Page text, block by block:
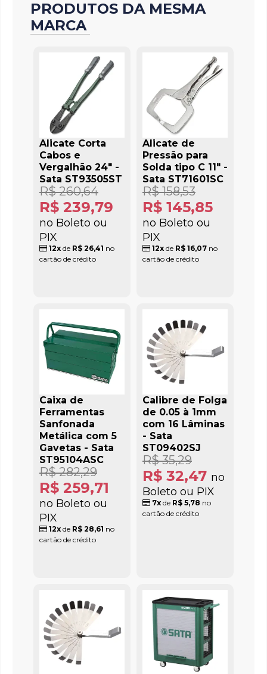
PRODUTOS DA MESMA
MARCA
Alicate Corta
Cabos e
Vergalhão 24" -
Sata ST93505ST
R$ 239,79
no Boleto ou
PIX
R$ 260,64
12x de R$ 26,41 no
cartão de crédito
Alicate de
Pressão para
Solda tipo C 11" -
Sata ST71601SC
R$ 145,85
no Boleto ou
PIX
R$ 158,53
12xde R$ 16,07no
cartão de crédito
Caixa de
Ferramentas
Sanfonada
Metálica com 5
Gavetas - Sata
ST95104ASC
R$ 259,71
no Boleto ou
PIX
R$ 282,29
12x de R$ 28,61 no
cartão de crédito
Calibre de Folga
de 0.05 à 1mm
com 16 Lâminas
- Sata
ST09402SJ
R$ 32,47 no
Boleto ou PIX
R$ 35,29
7xde R$ 5,78 no
cartão de crédito